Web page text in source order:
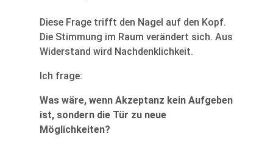
Diese Frage trifft den Nagel auf den Kopf.
Die Stimmung im Raum verändert sich. Aus
Widerstand wird Nachdenklichkeit.
Ich frage:
Was wäre, wenn Akzeptanz kein Aufgeben
ist, sondern die Tür zu neue
Möglichkeiten?